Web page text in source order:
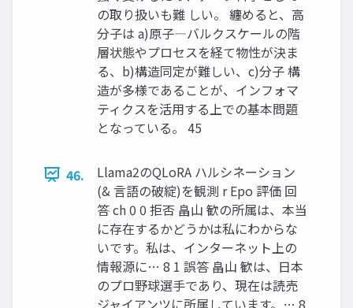
の取り扱いも難 しい。 纏めると、高
分子は a)原子―バルクスケールの階
層状態やプロセスを経て物性が決ま
る、b)構造同定が難しい、c)分子 構
造が多様であることが、インフォマ
ティクスを活用する上での基本問題
となっている。 45
46.
Llama2のQLoRA ハルシネーション
(& 言語の破綻)を観測 r Epo 評価 回
答 ch 0 0 拒否 畠山 歓の所属は、本当
に存在するかどうかは私にわからな
いです。私は、インターネット上の
情報源に… 8 1 誤答 畠山 歓は、日本
のプロ野球選手であり、現在は読売
ジャイアンツに所属しています。… 8